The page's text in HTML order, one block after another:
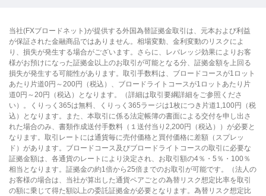
当社(FXブロードネット)が提供する外国為替証拠金取引は、元本および利益
が保証された金融商品ではありません。相場変動、金利変動のリスクによ
り、損失が発生する場合がございます。さらに、レバレッジ効果によりお客
様がお預けになった証拠金以上のお取引が可能となる分、証拠金額を上回る
損失が発生する可能性があります。取引手数料は、ブロードコースが1ロット
あたり片道0円～200円（税込）、ブロードライトコースが1ロットあたり片
道0円～20円（税込）となります。（詳細は取引要綱詳細をご参照くださ
い）。くりっく365は無料、くりっく365ラージは1枚につき片道1,100円（税
込）となります。また、本取引に係る法定帳簿の書面による交付を申し出さ
れた場合のみ、書類作成送付手数料（１送付当り2,200円（税込））が必要と
なります。取引レートには通貨毎に売付価格と買付価格に差額（スプレッ
ド）があります。ブロードコース及びブロードライトコースの取引に必要な
証拠金額は、各通貨のレートにより決定され、お取引額の4％・5％・100％
相当となります。証拠金の約1倍から25倍までのお取引が可能です。（法人の
お客様の場合は、当社が算出した通貨ペアごとの為替リスク想定比率を取引
の額に乗じて得た額以上の委託証拠金が必要となります。為替リスク想定比